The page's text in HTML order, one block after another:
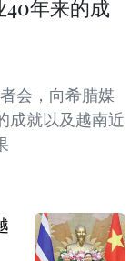
40年来的成
会，向希腊媒
成就以及越南近